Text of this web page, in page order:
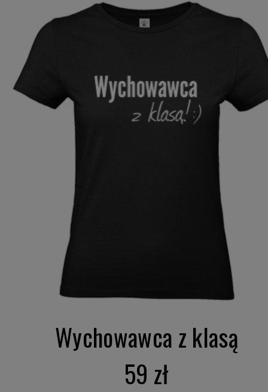
Wychowawca z klasą
59 zł